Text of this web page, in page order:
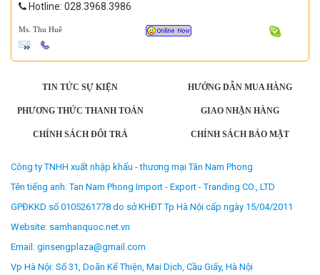
Hotline: 028.3968.3986
Ms. Thu Huê
TIN TỨC SỰ KIỆN HƯỚNG DẪN MUA HÀNG
PHƯƠNG THỨC THANH TOÁN GIAO NHẬN HÀNG
CHÍNH SÁCH ĐỔI TRẢ CHÍNH SÁCH BẢO MẬT
Công ty TNHH xuất nhập khẩu - thương mại Tân Nam Phong
Tên tiếng anh: Tan Nam Phong Import - Export - Tranding CO., LTD
GPĐKKD số 0105261778 do sở KHĐT Tp Hà Nội cấp ngày 15/04/2011
Website: samhanquoc.net.vn
Email: ginsengplaza@gmail.com
Vp Hà Nội: Số 31, Doãn Kế Thiện, Mai Dịch, Cầu Giấy, Hà Nội